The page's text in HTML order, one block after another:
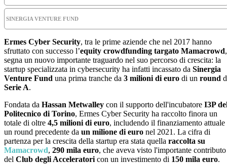
SINERGIA VENTURE FUND
Ermes Cyber Security, tra le prime aziende che nel 2017 hanno
sfruttato con successo l’equity crowdfunding targato Mamacrowd,
segna un nuovo importante traguardo nel suo percorso di crescita: la
startup specializzata in cybersecurity ha infatti incassato da Sinergia
Venture Fund una prima tranche da 3 milioni di euro di un round
Serie A.
Fondata da Hassan Metwalley con il supporto dell'incubatore I3P
Politecnico di Torino, Ermes Cyber Security ha raccolto finora un
totale di oltre 4,5 milioni di euro, includendo il finanziamento attuale
un round precedente da un milione di euro nel 2021. La cifra di
partenza per la crescita della startup era stata quella raccolta su
Mamacrowd, 290 mila euro, che aveva visto l'importante contributo
del Club degli Acceleratori con un investimento di 150 mila euro.